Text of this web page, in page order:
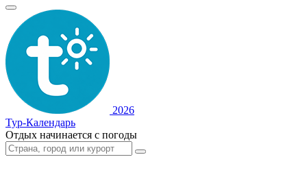
2026
Тур-Календарь
Отдых начинается с погоды